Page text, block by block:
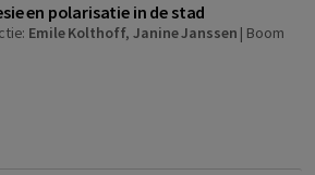
en polarisatie in de stad
Emile Kolthoff,Janine Janssen | Boom